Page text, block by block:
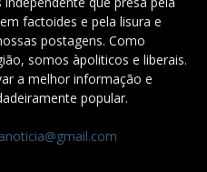
factoides e pela lisura e
postagens. Como
somos àpoliticos e liberais.
a melhor informação e
popular.